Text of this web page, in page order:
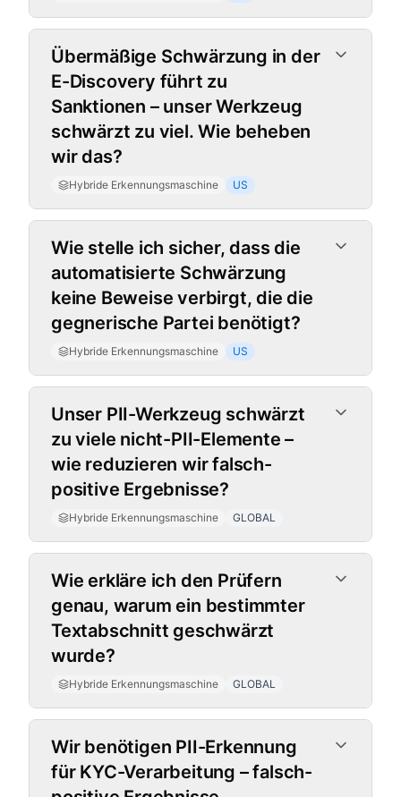
Übermäßige Schwärzung in der
E-Discovery führt zu
Sanktionen – unser Werkzeug
schwärzt zu viel. Wie beheben
wir das?
Hybride Erkennungsmaschine US
Wie stelle ich sicher, dass die
automatisierte Schwärzung
keine Beweise verbirgt, die die
gegnerische Partei benötigt?
Hybride Erkennungsmaschine US
Unser PII-Werkzeug schwärzt
zu viele nicht-PII-Elemente –
wie reduzieren wir falsch-
positive Ergebnisse?
Hybride Erkennungsmaschine GLOBAL
Wie erkläre ich den Prüfern
genau, warum ein bestimmter
Textabschnitt geschwärzt
wurde?
Hybride Erkennungsmaschine GLOBAL
Wir benötigen PII-Erkennung
für KYC-Verarbeitung – falsch-